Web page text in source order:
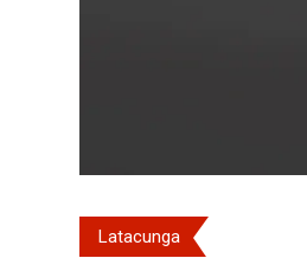
Latacunga